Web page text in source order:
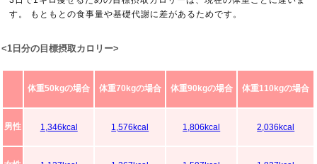
す。 もともとの食事量や基礎代謝に差があるためです。
<1日分の目標摂取カロリー>
体重50kgの場合 体重70kgの場合 体重90kgの場合 体重110kgの場合
男性 1,346kcal 1,576kcal 1,806kcal 2,036kcal